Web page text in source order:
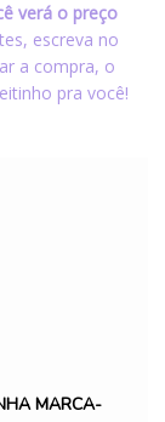
verá o preço
escreva no
a compra, o
pra você!
MARCA-